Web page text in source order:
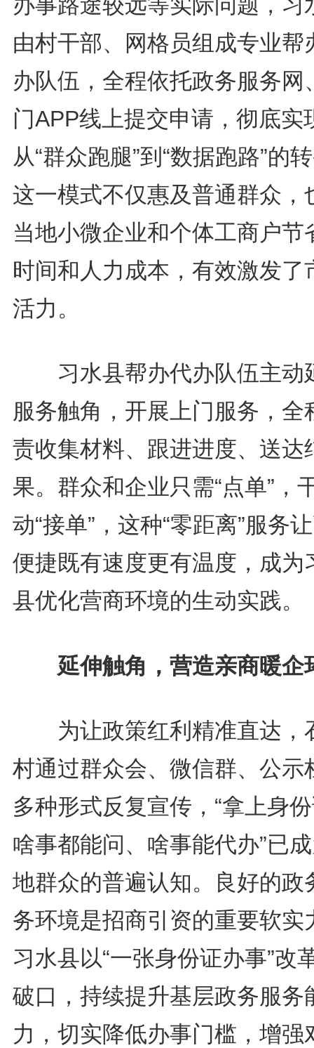
由村干部、网格员组成专业帮
办队伍，全程依托政务服务网
门APP线上提交申请，彻底实
从“群众跑腿”到“数据跑路”的
这一模式不仅惠及普通群众，
当地小微企业和个体工商户节
时间和人力成本，有效激发了
活力。
习水县帮办代办队伍主动
服务触角，开展上门服务，全
责收集材料、跟进进度、送达
果。群众和企业只需“点单”，
动“接单”，这种“零距离”服务
便捷既有速度更有温度，成为
县优化营商环境的生动实践。
延伸触角，营造亲商暖企
为让政策红利精准直达，
村通过群众会、微信群、公示
多种形式反复宣传，“拿上身
啥事都能问、啥事能代办”已
地群众的普遍认知。良好的政
务环境是招商引资的重要软实
习水县以“一张身份证办事”改
破口，持续提升基层政务服务
力，切实降低办事门槛，增强